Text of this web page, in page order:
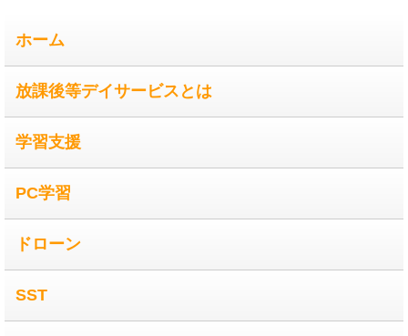
ホーム
放課後等デイサービスとは
学習支援
PC学習
ドローン
SST